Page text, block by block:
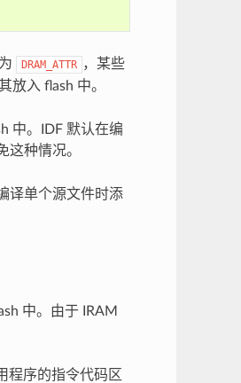
DRAM_ATTR ，某些
放入 flash 中。
中。IDF 默认在编
这种情况。
译单个源文件时添
中。由于 IRAM
程序的指令代码区